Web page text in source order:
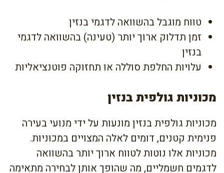
טווח מוגבל בהשוואה לדגמי בנזין
זמן תדלוק ארוך יותר (טעינה) בהשוואה לדגמי
בנזין
עלויות החלפת סוללה או תחזוקה פוטנציאליות
מכוניות גולפית בנזין
מכוניות גולפית בנזין מונעות על ידי מנועי בעירה
פנימית קטנים, דומים לאלה המצויים במכוניות.
מכוניות אלו נוטות לטווח ארוך יותר בהשוואה
לדגמים חשמליים, מה שהופך אותן לבחירה מתאימה